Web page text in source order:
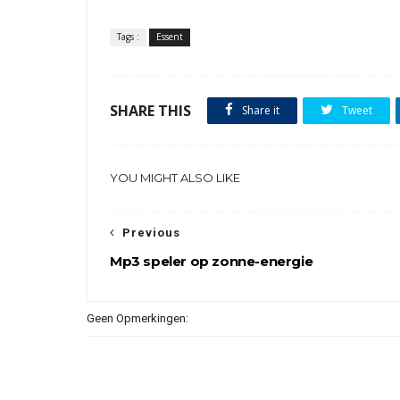
Tags : Essent
SHARE THIS Share it Tweet
YOU MIGHT ALSO LIKE
Previous
Mp3 speler op zonne-energie
Geen Opmerkingen: